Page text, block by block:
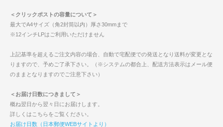
＜クリックポストの容量について＞
最大でA4サイズ（角2封筒以内）厚さ30mmまで
※12インチLPはご利用いただけません
上記基準を超えるご注文内容の場合、自動で宅配便での発送となり送料が変更とな
りますので、予めご了承下さい。（※システムの都合上、配送方法表示はメール便
のままとなりますのでご注意下さい）
＜お届け日数につきまして＞
概ね翌日から翌々日にお届けします。
詳しくはこちらをご覧ください。
お届け日数（日本郵便WEBサイトより）